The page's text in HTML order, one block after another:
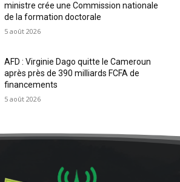
ministre crée une Commission nationale
de la formation doctorale
5 août 2026
AFD : Virginie Dago quitte le Cameroun
après près de 390 milliards FCFA de
financements
5 août 2026